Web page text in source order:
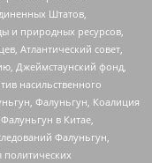
Штатов,
и природных ресурсов,
Атлантический совет,
Джеймстаунский фонд,
насильственного
Фалуньгун, Коалиция
в Китае,
Фалуньгун,